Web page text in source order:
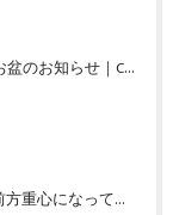
【神楽坂 整骨院】2026年お盆のお知らせ｜CureSta鍼灸整骨院
【神楽坂 整骨院】身体が前方重心になってませんか？｜CureSta鍼灸整骨院